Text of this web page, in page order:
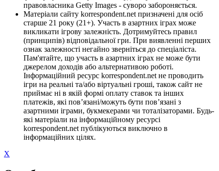
правовласника Getty Images - суворо забороняється.
Матеріали сайту korrespondent.net призначені для осіб
старше 21 року (21+). Участь в азартних іграх може
викликати ігрову залежність. Дотримуйтесь правил
(принципів) відповідальної гри. При виявленні перших
ознак залежності негайно зверніться до спеціаліста.
Пам'ятайте, що участь в азартних іграх не може бути
джерелом доходів або альтернативою роботі.
Інформаційний ресурс korrespondent.net не проводить
ігри на реальні та/або віртуальні гроші, також сайт не
приймає ні в якій формі оплату ставок та інших
платежів, які пов’язані/можуть бути пов’язані з
азартними іграми, букмекерами чи тоталізаторами. Будь-
які матеріали на інформаційному ресурсі
korrespondent.net публікуються виключно в
інформаційних цілях.
X